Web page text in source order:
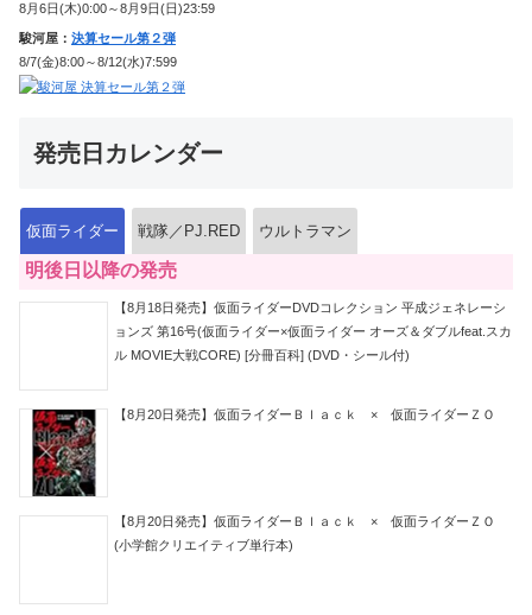
8月6日(木)0:00～8月9日(日)23:59
駿河屋： 決算セール第２弾
8/7(金)8:00～8/12(水)7:599
発売日カレンダー
仮面ライダー 戦隊／PJ.RED ウルトラマン
明後日以降の発売
【8月18日発売】仮面ライダーDVDコレクション 平成ジェネレーシ
ョンズ 第16号(仮面ライダー×仮面ライダー オーズ＆ダブルfeat.スカ
ル MOVIE大戦CORE) [分冊百科] (DVD・シール付)
【8月20日発売】仮面ライダーＢｌａｃｋ × 仮面ライダーＺＯ
【8月20日発売】仮面ライダーＢｌａｃｋ × 仮面ライダーＺＯ
(小学館クリエイティブ単行本)